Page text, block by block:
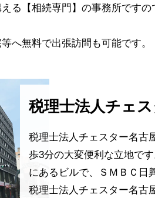
る【相続専門】の事務所です
へ無料で出張訪問も可能です。
税理士法人チェ
税理士法人チェスター名古
歩3分の大変便利な立地で
にあるビルで、ＳＭＢＣ日
税理士法人チェスター名古